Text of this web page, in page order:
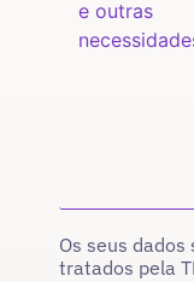
Os seus dados
tratados pela